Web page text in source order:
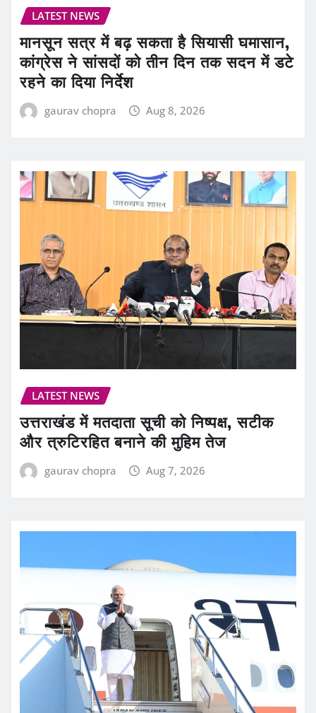
LATEST NEWS
मानसून सत्र में बढ़ सकता है सियासी घमासान,
कांग्रेस ने सांसदों को तीन दिन तक सदन में डटे
रहने का दिया निर्देश
gaurav chopra Aug 8, 2026
LATEST NEWS
उत्तराखंड में मतदाता सूची को निष्पक्ष, सटीक
और त्रुटिरहित बनाने की मुहिम तेज
gaurav chopra Aug 7, 2026